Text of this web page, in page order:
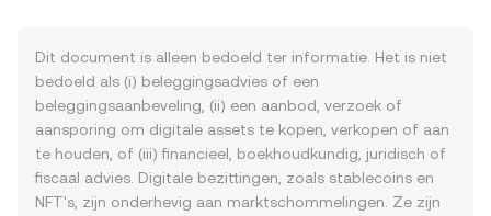
Dit document is alleen bedoeld ter informatie. Het is niet
bedoeld als (i) beleggingsadvies of een
beleggingsaanbeveling, (ii) een aanbod, verzoek of
aansporing om digitale assets te kopen, verkopen of aan
te houden, of (iii) financieel, boekhoudkundig, juridisch of
fiscaal advies. Digitale bezittingen, zoals stablecoins en
NFT's, zijn onderhevig aan marktschommelingen. Ze zijn